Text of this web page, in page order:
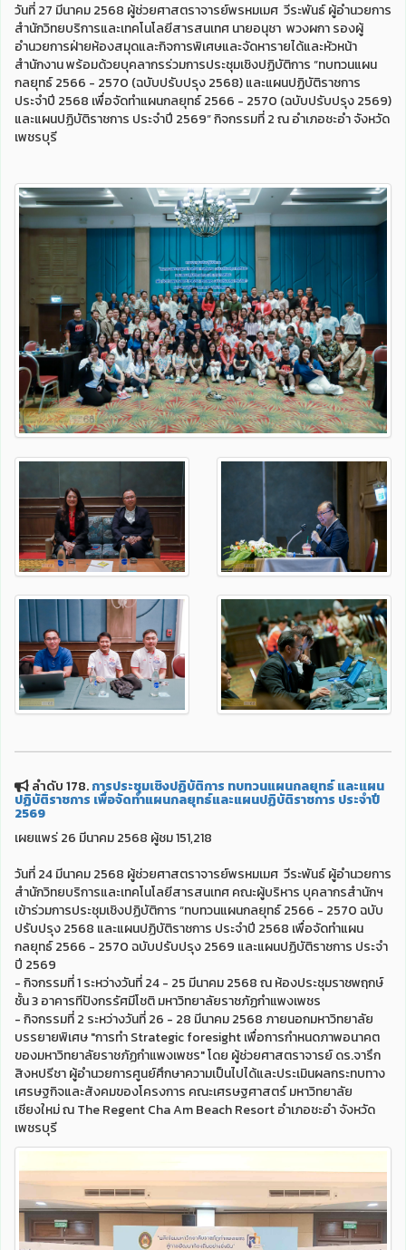
วันที่ 27 มีนาคม 2568 ผู้ช่วยศาสตราจารย์พรหมเมศ วีระพันธ์ ผู้อำนวยการ
สำนักวิทยบริการและเทคโนโลยีสารสนเทศ นายอนุชา พวงผกา รองผู้
อำนวยการฝ่ายห้องสมุดและกิจการพิเศษและจัดหารายได้และหัวหน้า
สำนักงาน พร้อมด้วยบุคลากรร่วมการประชุมเชิงปฏิบัติการ “ทบทวนแผน
กลยุทธ์ 2566 - 2570 (ฉบับปรับปรุง 2568) และแผนปฏิบัติราชการ
ประจำปี 2568 เพื่อจัดทำแผนกลยุทธ์ 2566 - 2570 (ฉบับปรับปรุง 2569)
และแผนปฏิบัติราชการ ประจำปี 2569” กิจกรรมที่ 2 ณ อำเภอชะอำ จังหวัด
เพชรบุรี
ลำดับ 178.การประชุมเชิงปฏิบัติการ ทบทวนแผนกลยุทธ์ และแผน
ปฏิบัติราชการ เพื่อจัดทำแผนกลยุทธ์และแผนปฏิบัติราชการ ประจำปี
2569
เผยแพร่ 26 มีนาคม 2568 ผู้ชม 151,218
วันที่ 24 มีนาคม 2568 ผู้ช่วยศาสตราจารย์พรหมเมศ วีระพันธ์ ผู้อำนวยการ
สำนักวิทยบริการและเทคโนโลยีสารสนเทศ คณะผู้บริหาร บุคลากรสำนักฯ
เข้าร่วมการประชุมเชิงปฏิบัติการ “ทบทวนแผนกลยุทธ์ 2566 - 2570 ฉบับ
ปรับปรุง 2568 และแผนปฏิบัติราชการ ประจำปี 2568 เพื่อจัดทำแผน
กลยุทธ์ 2566 - 2570 ฉบับปรับปรุง 2569 และแผนปฏิบัติราชการ ประจำ
ปี 2569
- กิจกรรมที่ 1 ระหว่างวันที่ 24 - 25 มีนาคม 2568 ณ ห้องประชุมราชพฤกษ์
ชั้น 3 อาคารทีปังกรรัศมีโชติ มหาวิทยาลัยราชภัฏกำแพงเพชร
- กิจกรรมที่ 2 ระหว่างวันที่ 26 - 28 มีนาคม 2568 ภายนอกมหาวิทยาลัย
บรรยายพิเศษ "การทำ Strategic foresight เพื่อการกำหนดภาพอนาคต
ของมหาวิทยาลัยราชภัฏกำแพงเพชร" โดย ผู้ช่วยศาสตราจารย์ ดร.จารึก
สิงหปรีชา ผู้อำนวยการศูนย์ศึกษาความเป็นไปได้และประเมินผลกระทบทาง
เศรษฐกิจและสังคมของโครงการ คณะเศรษฐศาสตร์ มหาวิทยาลัย
เชียงใหม่ ณ The Regent Cha Am Beach Resort อำเภอชะอำ จังหวัด
เพชรบุรี